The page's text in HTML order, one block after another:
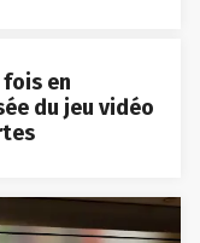
en
du jeu vidéo